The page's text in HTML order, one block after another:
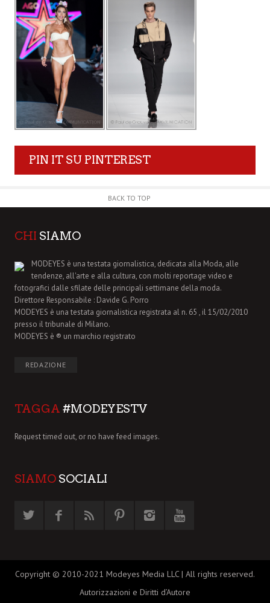
PIN IT SU PINTEREST
BACK TO TOP
CHI SIAMO
MODEYES è una testata giornalistica, dedicata alla Moda, alle
tendenze, all'arte e alla cultura, con molti reportage video e
fotografici dalle sfilate delle principali settimane della moda.
Direttore Responsabile : Davide G. Porro
MODEYES è una testata giornalistica registrata al n. 65 , il 15/02/2010
presso il tribunale di Milano.
MODEYES è ® un marchio registrato
REDAZIONE
TAGGA #MODEYESTV
Request timed out, or no have feed images.
SIAMO SOCIALI
Copyright © 2010-2021 Modeyes Media LLC | All rights reserved.
Autorizzazioni e Diritti d’Autore